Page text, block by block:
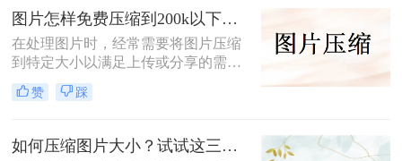
何压缩变得尤为重要。以下是四种常
用的图片压缩方法，帮助您轻松解决
这一问题。
图片怎样免费压缩到200k以下？二种压缩方法分享
在处理图片时，经常需要将图片压缩
到特定大小以满足上传或分享的需
求。那么图片怎样免费压缩到200k以
下呢？本文将介绍两种免费将图片压
赞 踩
如何压缩图片大小？试试这三种简单有效的压缩方法！